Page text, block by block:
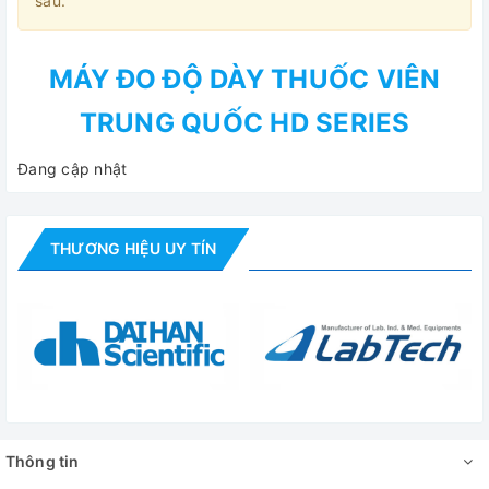
MÁY ĐO ĐỘ DÀY THUỐC VIÊN
TRUNG QUỐC HD SERIES
Đang cập nhật
THƯƠNG HIỆU UY TÍN
Thông tin